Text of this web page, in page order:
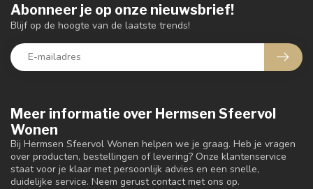
Meer informatie over Hermsen Sfeervol
Wonen
Bij Hermsen Sfeervol Wonen helpen we je graag. Heb je vragen
over producten, bestellingen of levering? Onze klantenservice
staat voor je klaar met persoonlijk advies en een snelle,
duidelijke service. Neem gerust contact met ons op.
Abonneer je op onze nieuwsbrief!
Blijf op de hoogte van de laatste trends!